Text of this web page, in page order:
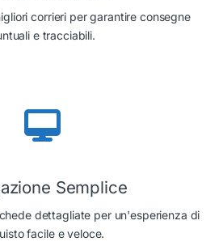
corrieri per garantire consegne
e tracciabili.
Semplice
dettagliate per un'esperienza di
facile e veloce.